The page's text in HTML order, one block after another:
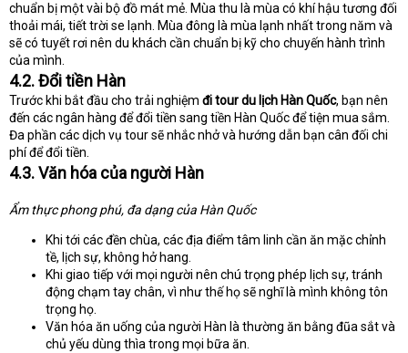
chuẩn bị một vài bộ đồ mát mẻ. Mùa thu là mùa có khí hậu tương đối
thoải mái, tiết trời se lạnh. Mùa đông là mùa lạnh nhất trong năm và
sẽ có tuyết rơi nên du khách cần chuẩn bị kỹ cho chuyến hành trình
của mình.
4.2. Đổi tiền Hàn
Trước khi bắt đầu cho trải nghiệm đi tour du lịch Hàn Quốc, bạn nên
đến các ngân hàng để đổi tiền sang tiền Hàn Quốc để tiện mua sắm.
Đa phần các dịch vụ tour sẽ nhắc nhở và hướng dẫn bạn cân đối chi
phí để đổi tiền.
4.3. Văn hóa của người Hàn
Ẩm thực phong phú, đa dạng của Hàn Quốc
Khi tới các đền chùa, các địa điểm tâm linh cần ăn mặc chỉnh
tề, lịch sự, không hở hang.
Khi giao tiếp với mọi người nên chú trọng phép lịch sự, tránh
động chạm tay chân, vì như thế họ sẽ nghĩ là mình không tôn
trọng họ.
Văn hóa ăn uống của người Hàn là thường ăn bằng đũa sắt và
chủ yếu dùng thìa trong mọi bữa ăn.